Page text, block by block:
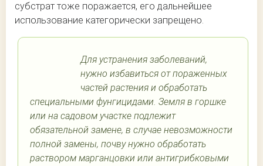
субстрат тоже поражается, его дальнейшее
использование категорически запрещено.
Для устранения заболеваний,
нужно избавиться от пораженных
частей растения и обработать
специальными фунгицидами. Земля в горшке
или на садовом участке подлежит
обязательной замене, в случае невозможности
полной замены, почву нужно обработать
раствором марганцовки или антигрибковыми